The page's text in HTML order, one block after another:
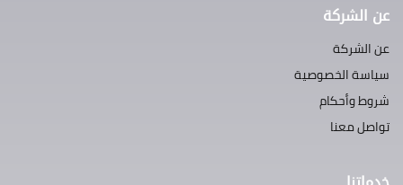
عن الشركة
عن الشركة
سياسة الخصوصية
شروط وأحكام
تواصل معنا